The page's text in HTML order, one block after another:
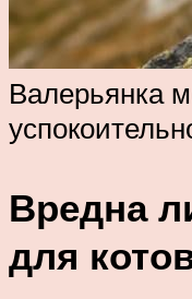
Валерьянка
Вредна
для